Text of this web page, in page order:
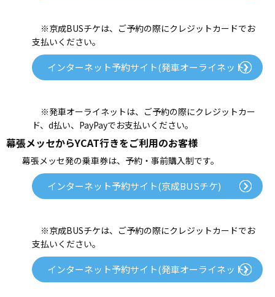
※京成BUSチケは、ご予約の際にクレジットカードでお
支払いください。
インターネット予約サイト(発車オーライネット)
※発車オーライネットは、ご予約の際にクレジットカー
ド、d払い、PayPayでお支払いください。
幕張メッセからYCAT行きをご利用のお客様
幕張メッセ発の乗車券は、予約・事前購入制です。
インターネット予約サイト(京成BUSチケ)
※京成BUSチケは、ご予約の際にクレジットカードでお
支払いください。
インターネット予約サイト(発車オーライネット)